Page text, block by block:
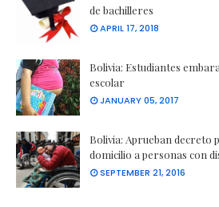
de bachilleres
APRIL 17, 2018
Bolivia: Estudiantes
escolar
JANUARY 05, 2017
Bolivia: Aprueban decreto
domicilio a personas con
SEPTEMBER 21, 2016